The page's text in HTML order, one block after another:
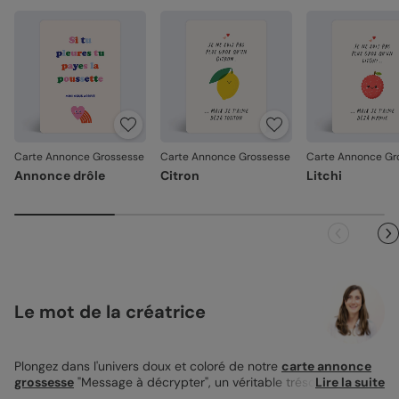
Carte Annonce Grossesse
Annonce drôle
Carte Annonce Grossesse
Citron
Carte Annonce
Litchi
Le mot de la créatrice
Plongez dans l'univers doux et coloré de notre carte annonce
grossesse "Message à décrypter", un véritable trésor deLire la suite